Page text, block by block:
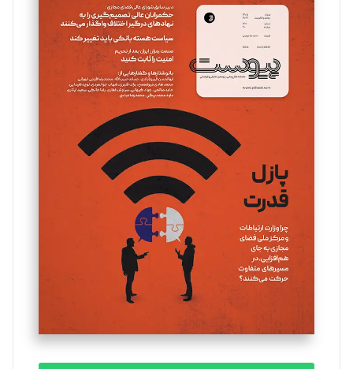
سروش کرمیان
تحریریه
مینا پاکدل
یسنا امان‌پور
تحریریه
ملینا جعفری
تحریریه
مصطفی مسجدی آرانی
تحریریه